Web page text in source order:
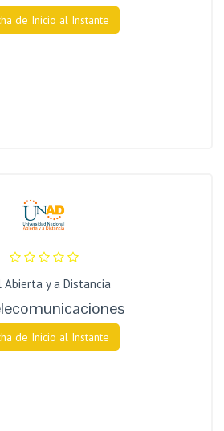
de Inicio al Instante
Abierta y a Distancia
de Inicio al Instante